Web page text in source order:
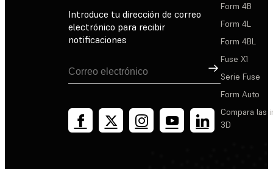
Introduce tu dirección de correo
electrónico para recibir
notificaciones
Suscribirse
Form 4B
Form 4L
Form 4BL
Fuse X1
Serie Fuse
Form Auto
Compara las
3D